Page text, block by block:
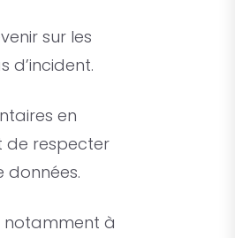
sur les
d’incident.
en
de respecter
notamment à